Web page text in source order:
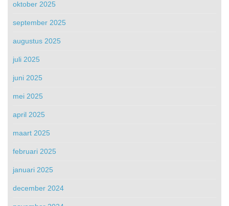
oktober 2025
september 2025
augustus 2025
juli 2025
juni 2025
mei 2025
april 2025
maart 2025
februari 2025
januari 2025
december 2024